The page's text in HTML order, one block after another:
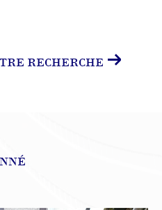
RECHERCHE